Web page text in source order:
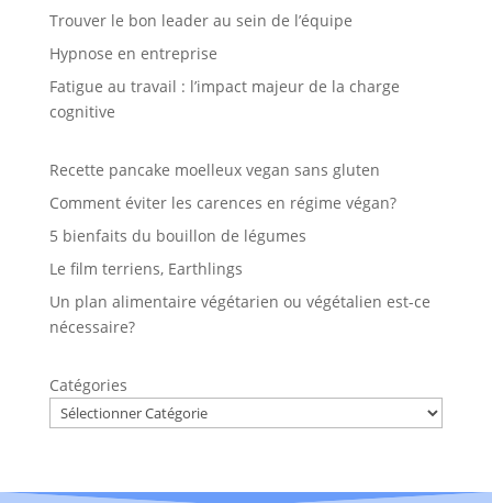
Trouver le bon leader au sein de l’équipe
Hypnose en entreprise
Fatigue au travail : l’impact majeur de la charge
cognitive
Recette pancake moelleux vegan sans gluten
Comment éviter les carences en régime végan?
5 bienfaits du bouillon de légumes
Le film terriens, Earthlings
Un plan alimentaire végétarien ou végétalien est-ce
nécessaire?
Catégories